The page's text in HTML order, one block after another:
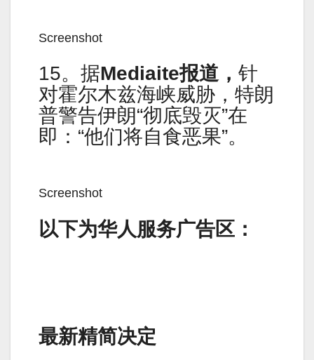
Screenshot
15。据Mediaite报道， 针
对霍尔木兹海峡威胁，特朗
普警告伊朗“彻底毁灭”在
即：“他们将自食恶果”。
Screenshot
以下为华人服务广告区：
最新精简决定